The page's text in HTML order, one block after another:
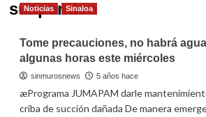
suspenden
Noticias Sinaloa
Tome precauciones, no habrá
algunas horas este miércoles
sinmurosnews 5 años hace
æPrograma JUMAPAM darle
criba de succión dañada De manera